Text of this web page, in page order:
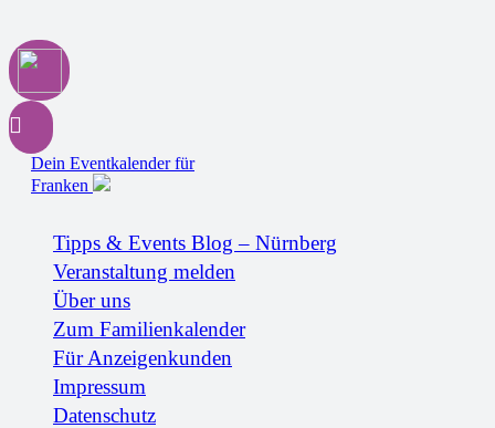
Dein Eventkalender für
Franken
Tipps & Events Blog – Nürnberg
Veranstaltung melden
Über uns
Zum Familienkalender
Für Anzeigenkunden
Impressum
Datenschutz